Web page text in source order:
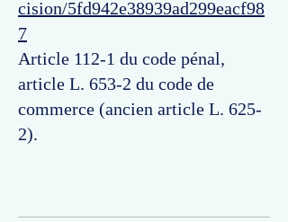
cision/5fd942e38939ad299eacf98
7
Article 112-1 du code pénal,
article L. 653-2 du code de
commerce (ancien article L. 625-
2).